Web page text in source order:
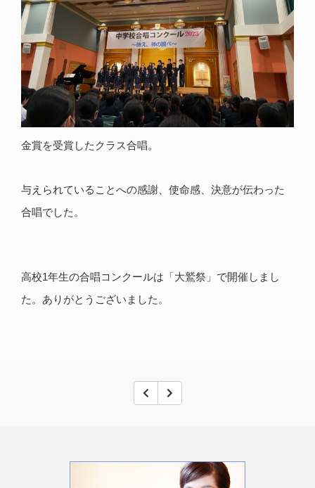
金賞を受賞したクラス合唱。
与えられていることへの感謝、使命感、決意が伝わった
合唱でした。
高校1年生の合唱コンクールは「大鷲祭」で開催しまし
た。ありがとうございました。